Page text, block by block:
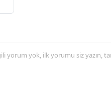
yorum yok, ilk yorumu siz yazın,